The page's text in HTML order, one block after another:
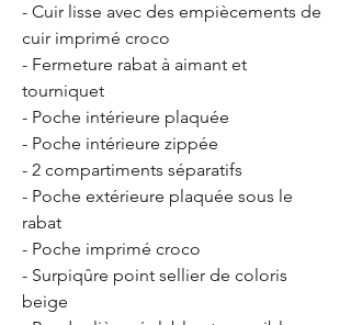
- Cuir lisse avec des empiècements de
cuir imprimé croco
- Fermeture rabat à aimant et
tourniquet
- Poche intérieure plaquée
- Poche intérieure zippée
- 2 compartiments séparatifs
- Poche extérieure plaquée sous le
rabat
- Poche imprimé croco
- Surpiqûre point sellier de coloris
beige